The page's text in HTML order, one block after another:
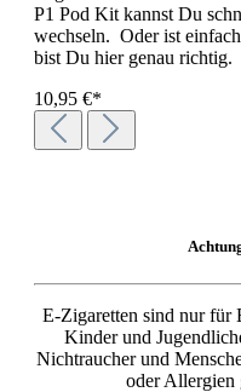
P1 Pod Kit kannst Du
wechseln. Oder ist
bist Du hier genau richtig.
10,95 €*
E-Zigaretten sind nur für
Kinder und
Nichtraucher und
oder Allergien